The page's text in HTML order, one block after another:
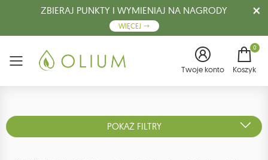
ZBIERAJ PUNKTY I WYMIENIAJ NA NAGRODY
WIĘCEJ
Menu Twoje konto
0
Koszyk
POKAŻ FILTRY